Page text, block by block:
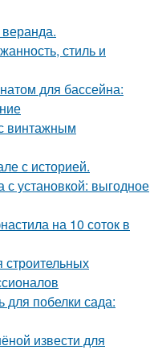
стиль и
для бассейна:
винтажным
с историей.
с установкой: выгодное
на 10 соток в
для побелки сада:
извести для